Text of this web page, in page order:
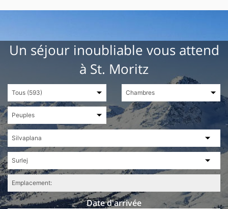
Un séjour inoubliable vous attend
à St. Moritz
Date d'arrivée